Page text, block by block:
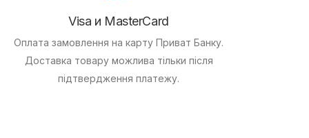
Visa и MasterCard
Оплата замовлення на карту Приват Банку.
Доставка товару можлива тільки після
підтвердження платежу.